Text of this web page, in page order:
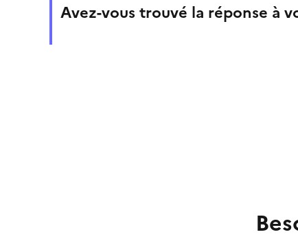
Avez-vous trouvé la réponse à